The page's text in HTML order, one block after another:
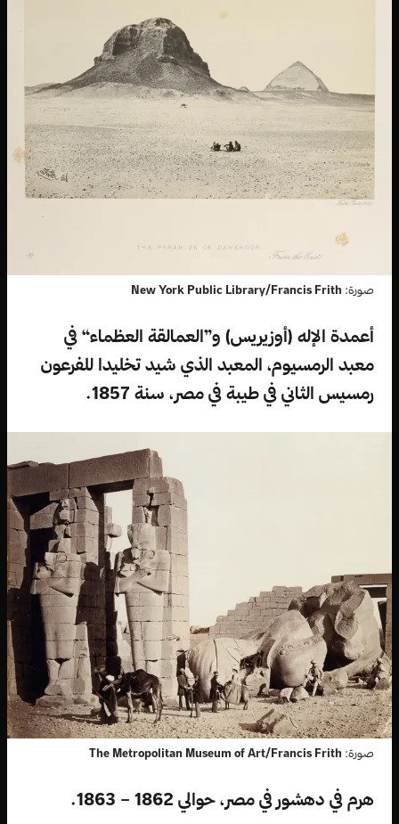
صورة: New York Public Library/Francis Frith
أعمدة الإله (أوزيريس) و”العمالقة العظماء“ في
معبد الرمسيوم، المعبد الذي شيد تخليدا للفرعون
رمسيس الثاني في طيبة في مصر، سنة 1857.
صورة: The Metropolitan Museum of Art/Francis Frith
هرم في دهشور في مصر، حوالي 1862 – 1863.